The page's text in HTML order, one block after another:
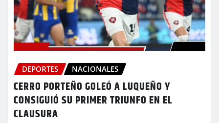
DEPORTES NACIONALES
CERRO PORTEÑO GOLEÓ A LUQUEÑO Y
CONSIGUIÓ SU PRIMER TRIUNFO EN EL
CLAUSURA